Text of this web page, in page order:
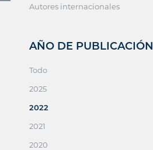
Autores internacionales
AÑO DE PUBLICACIÓN
Todo
2025
2022
2021
2020